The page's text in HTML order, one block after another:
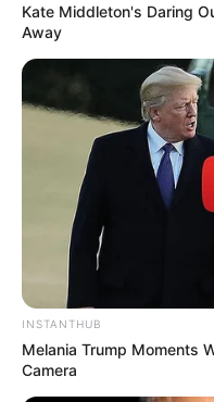
Kate Middleton's Daring
Away
INSTANTHUB
Melania Trump Moments
Camera